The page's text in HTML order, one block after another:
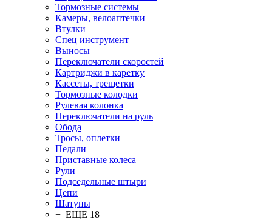
Тормозные системы
Камеры, велоаптечки
Втулки
Спец инструмент
Выносы
Переключатели скоростей
Картриджи в каретку
Кассеты, трещетки
Тормозные колодки
Рулевая колонка
Переключатели на руль
Обода
Тросы, оплетки
Педали
Приставные колеса
Рули
Подседельные штыри
Цепи
Шатуны
+ ЕЩЕ 18